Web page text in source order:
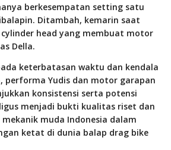
berkesempatan setting satu
Ditambah, kemarin saat
head yang membuat motor
Della.
keterbatasan waktu dan kendala
performa Yudis dan motor garapan
konsistensi serta potensi
menjadi bukti kualitas riset dan
muda Indonesia dalam
ketat di dunia balap drag bike